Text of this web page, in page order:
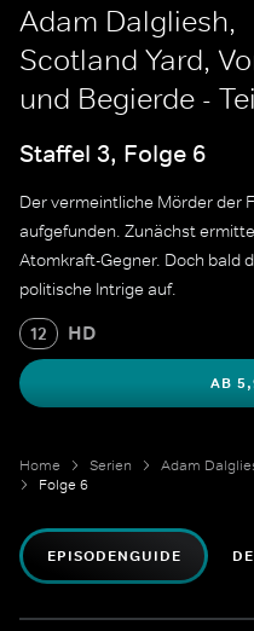
Adam Dalgliesh,
Scotland Yard,
und Begierde -
Staffel 3, Folge 6
Der vermeintliche Mörder der
aufgefunden. Zunächst
Atomkraft-Gegner. Doch bald
politische Intrige auf.
12 HD
AB
Home Serien Adam
Folge 6
EPISODENGUIDE